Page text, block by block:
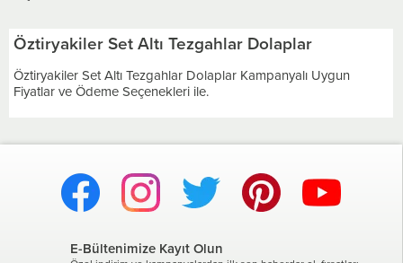
Öztiryakiler Set Altı Tezgahlar Dolaplar
Öztiryakiler Set Altı Tezgahlar Dolaplar Kampanyalı Uygun
Fiyatlar ve Ödeme Seçenekleri ile.
E-Bültenimize Kayıt Olun